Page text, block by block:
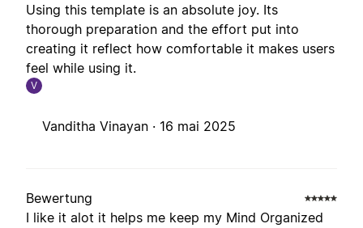
Using this template is an absolute joy. Its
thorough preparation and the effort put into
creating it reflect how comfortable it makes users
feel while using it.
V
Vanditha Vinayan · 16 mai 2025
Bewertung
I like it alot it helps me keep my Mind Organized